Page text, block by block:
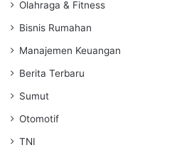
Olahraga & Fitness
Bisnis Rumahan
Manajemen Keuangan
Berita Terbaru
Sumut
Otomotif
TNI